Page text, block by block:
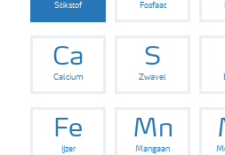
Grow the future
Stikstof Fosfaat
Ca
Calcium
S
Zwavel
Fe
IJzer
Mn
Mangaan